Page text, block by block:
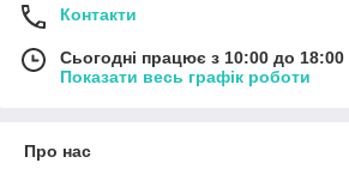
Контакти
Сьогодні працює з 10:00 до 18:00
Показати весь графік роботи
Про нас